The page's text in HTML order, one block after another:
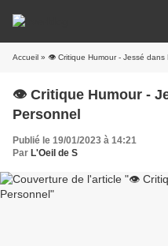
Accueil » 👁️ Critique Humour - Jessé dans
👁️ Critique Humour -
Personnel
Publié le 19/01/2023 à 14:21
Par L'Oeil de S